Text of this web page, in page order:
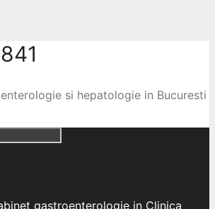
si hepatologie in Bucuresti
gastroenterologie in Clinica